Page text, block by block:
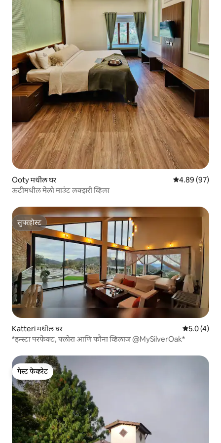
Ooty मधील घर 5 पैकी 4.89
4.89 (97)
ऊटीमधील मेलो माउंट लक्झरी व्हिला
सुपरहोस्ट
सुपरहोस्ट
Katteri मधील घर 5 पैकी 5.0
5.0 (4)
*इन्स्टा परफेक्ट, फ्लोरा आणि फौना व्हिलाज @MySilverOak*
गेस्ट फेव्हरेट
गेस्ट फेव्हरेट